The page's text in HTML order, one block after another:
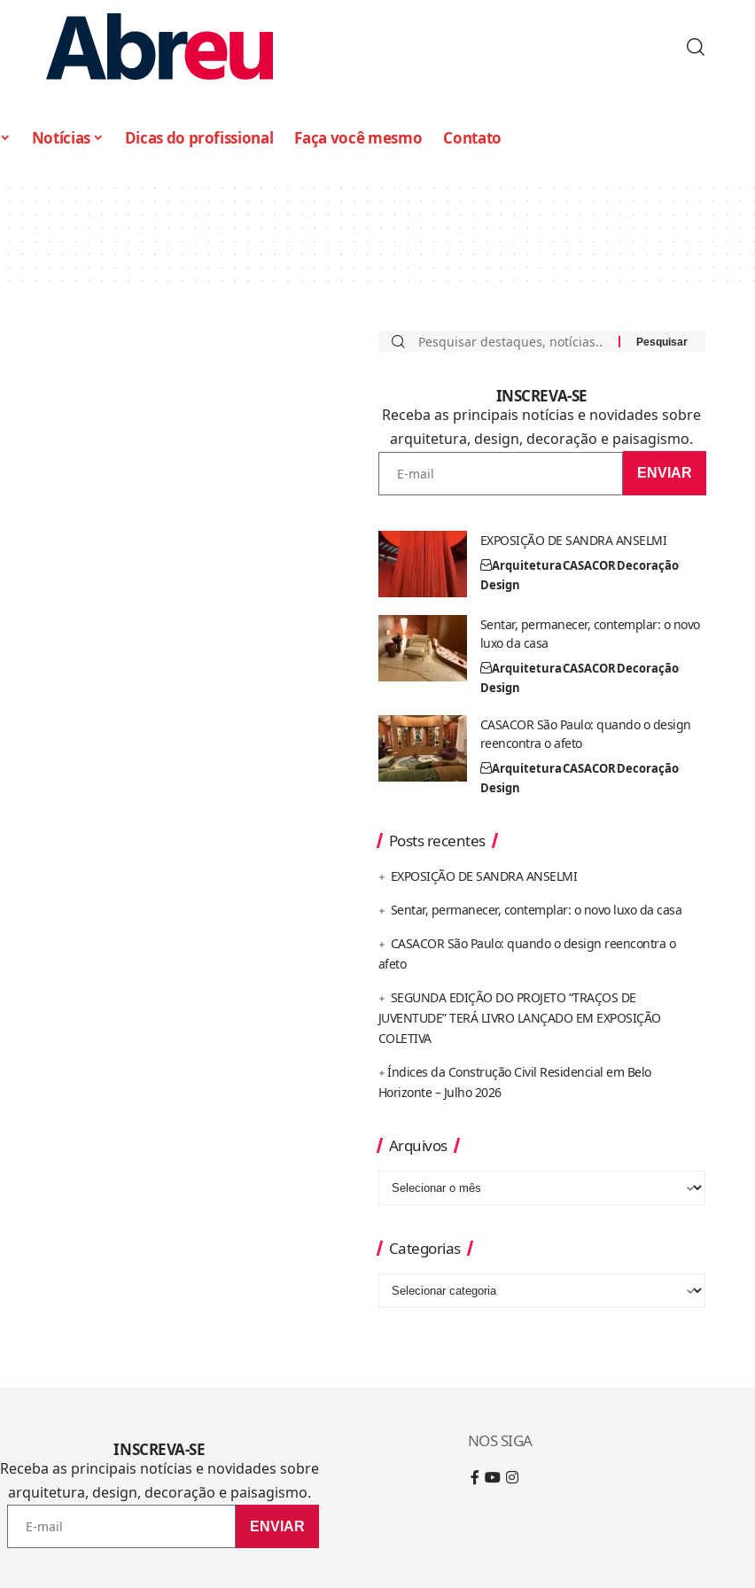
Notícias Dicas do profissional Faça você mesmo Contato
INSCREVA-SE
Receba as principais notícias e novidades sobre
arquitetura, design, decoração e paisagismo.
ENVIAR
EXPOSIÇÃO DE SANDRA ANSELMI
ArquiteturaCASACORDecoração
Design
Sentar, permanecer, contemplar: o novo
luxo da casa
ArquiteturaCASACORDecoração
Design
CASACOR São Paulo: quando o design
reencontra o afeto
ArquiteturaCASACORDecoração
Design
Posts recentes
EXPOSIÇÃO DE SANDRA ANSELMI
Sentar, permanecer, contemplar: o novo luxo da casa
CASACOR São Paulo: quando o design reencontra o
afeto
SEGUNDA EDIÇÃO DO PROJETO “TRAÇOS DE
JUVENTUDE” TERÁ LIVRO LANÇADO EM EXPOSIÇÃO
COLETIVA
Índices da Construção Civil Residencial em Belo
Horizonte – Julho 2026
Arquivos
Categorias
INSCREVA-SE
Receba as principais notícias e novidades sobre
arquitetura, design, decoração e paisagismo.
ENVIAR
NOS SIGA